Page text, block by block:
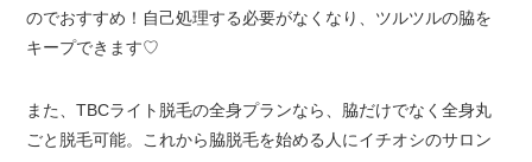
のでおすすめ！自己処理する必要がなくなり、ツルツルの脇を
キープできます♡
また、TBCライト脱毛の全身プランなら、脇だけでなく全身丸
ごと脱毛可能。これから脇脱毛を始める人にイチオシのサロン